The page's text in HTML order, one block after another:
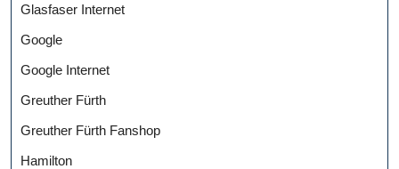
Glasfaser Internet
Google
Google Internet
Greuther Fürth
Greuther Fürth Fanshop
Hamilton